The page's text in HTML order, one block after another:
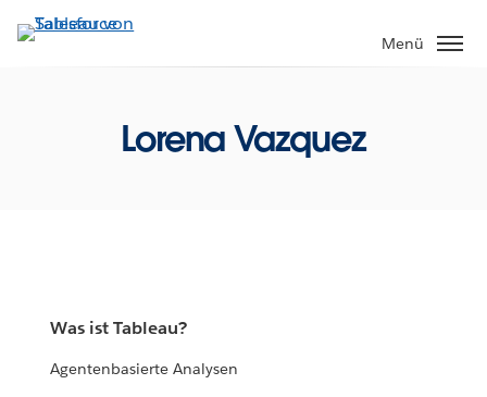
Direkt
zum
Menü
Lorena Vazquez
Was ist Tableau?
Agentenbasierte Analysen